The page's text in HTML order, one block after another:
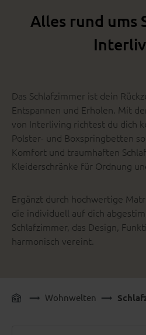
Alles rund ums
Das Schlafzimmer ist dein
Entspannen und Erholen. Mit
von Interliving richtest du dich
Polster- und Boxspringbetten
Komfort und traumhaften
Kleiderschränke für Ordnung
Ergänzt durch hochwertige
die individuell auf dich
Schlafzimmer, das Design,
harmonisch vereint.
Wohnwelten